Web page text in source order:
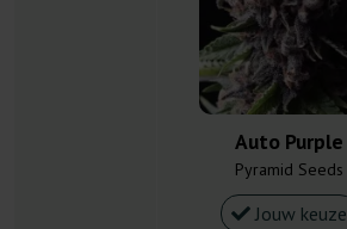
Auto Purple
Pyramid Seeds
Jouw keuze